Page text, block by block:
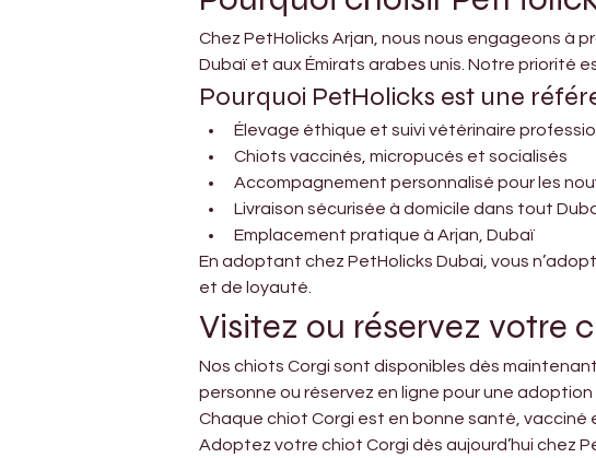
Chez PetHolicks Arjan, nous nous engageons à
Dubaï et aux Émirats arabes unis. Notre priorité
Pourquoi PetHolicks est une
Élevage éthique et suivi vétérinaire
Chiots vaccinés, micropucés et socialisés
Accompagnement personnalisé pour les
Livraison sécurisée à domicile dans tout
Emplacement pratique à Arjan, Dubaï
En adoptant chez PetHolicks Dubai, vous
et de loyauté.
Visitez ou réservez votre
Nos chiots Corgi sont disponibles dès
personne ou réservez en ligne pour une adoption
Chaque chiot Corgi est en bonne santé,
Adoptez votre chiot Corgi dès aujourd’hui chez